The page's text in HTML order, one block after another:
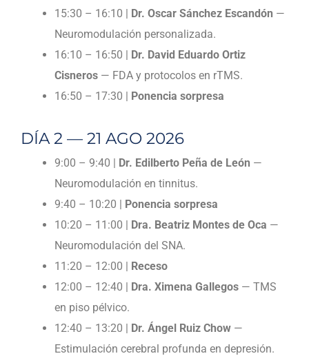
15:30 – 16:10 | Dr. Oscar Sánchez Escandón —
Neuromodulación personalizada.
16:10 – 16:50 | Dr. David Eduardo Ortiz
Cisneros — FDA y protocolos en rTMS.
16:50 – 17:30 | Ponencia sorpresa
DÍA 2 — 21 AGO 2026
9:00 – 9:40 | Dr. Edilberto Peña de León —
Neuromodulación en tinnitus.
9:40 – 10:20 | Ponencia sorpresa
10:20 – 11:00 | Dra. Beatriz Montes de Oca —
Neuromodulación del SNA.
11:20 – 12:00 | Receso
12:00 – 12:40 | Dra. Ximena Gallegos — TMS
en piso pélvico.
12:40 – 13:20 | Dr. Ángel Ruiz Chow —
Estimulación cerebral profunda en depresión.